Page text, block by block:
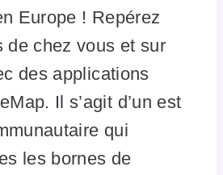
Europe ! Repérez
de chez vous et sur
des applications
Il s’agit d’un est
qui
les bornes de